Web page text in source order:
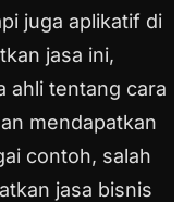
juga aplikatif di
jasa ini,
ahli tentang cara
mendapatkan
contoh, salah
jasa bisnis